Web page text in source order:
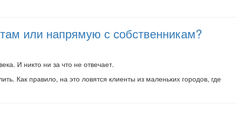
или напрямую с собственникам?
И никто ни за что не отвечает.
Как правило, на это ловятся клиенты из маленьких городов, где